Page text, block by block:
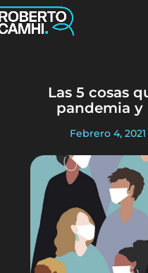
Las 5 cosas
pandemia y
Febrero 4, 2021